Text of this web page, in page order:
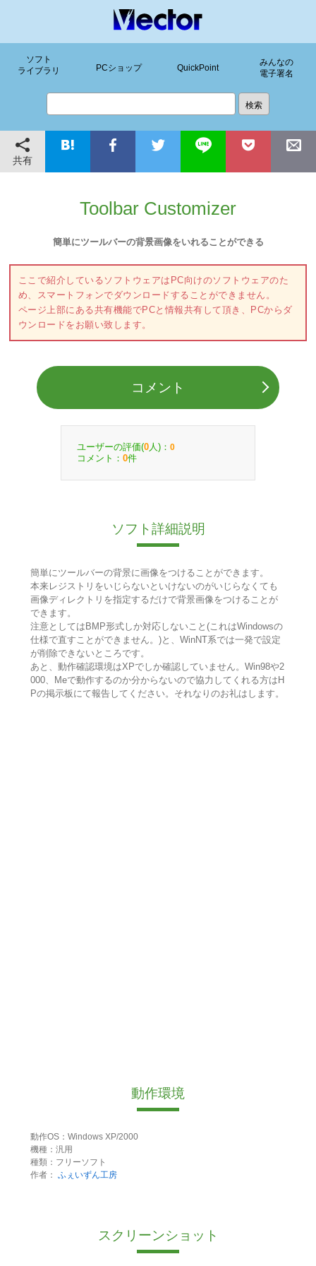
ソフト
ライブラリ
PCショップ QuickPoint
みんなの
電子署名
共有
Toolbar Customizer
簡単にツールバーの背景画像をいれることができる
ここで紹介しているソフトウェアはPC向けのソフトウェアのた
め、スマートフォンでダウンロードすることができません。
ページ上部にある共有機能でPCと情報共有して頂き、PCからダ
ウンロードをお願い致します。
コメント
ユーザーの評価(0 人)： 0
コメント： 0件
ソフト詳細説明
簡単にツールバーの背景に画像をつけることができます。
本来レジストリをいじらないといけないのがいじらなくても
画像ディレクトリを指定するだけで背景画像をつけることが
できます。
注意としてはBMP形式しか対応しないこと(これはWindowsの
仕様で直すことができません。)と、WinNT系では一発で設定
が削除できないところです。
あと、動作確認環境はXPでしか確認していません。Win98や2
000、Meで動作するのか分からないので協力してくれる方はH
Pの掲示板にて報告してください。それなりのお礼はします。
動作環境
動作OS：Windows XP/2000
機種：汎用
種類：フリーソフト
作者： ふぇいずん工房
スクリーンショット